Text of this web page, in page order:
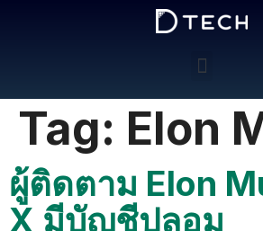
Tag: Elon
ผู้ติดตาม Elon
X มีบัญชีปลอม